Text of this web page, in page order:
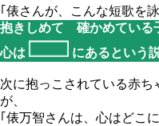
｢俵さんが、こんな短歌を
抱きしめて 確かめている
心は
にあるという
次に抱っこされている赤
が、
｢俵万智さんは、心はどこ